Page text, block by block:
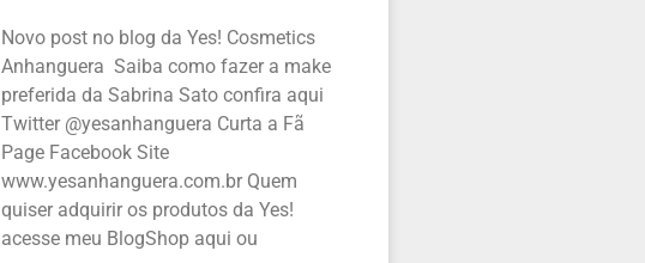
Novo post no blog da Yes! Cosmetics
Anhanguera Saiba como fazer a make
preferida da Sabrina Sato confira aqui
Twitter @yesanhanguera Curta a Fã
Page Facebook Site
www.yesanhanguera.com.br Quem
quiser adquirir os produtos da Yes!
acesse meu BlogShop aqui ou